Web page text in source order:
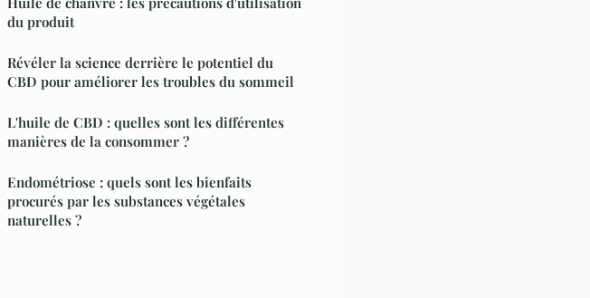
du produit
Révéler la science derrière le potentiel du
CBD pour améliorer les troubles du sommeil
L'huile de CBD : quelles sont les différentes
manières de la consommer ?
Endométriose : quels sont les bienfaits
procurés par les substances végétales
naturelles ?